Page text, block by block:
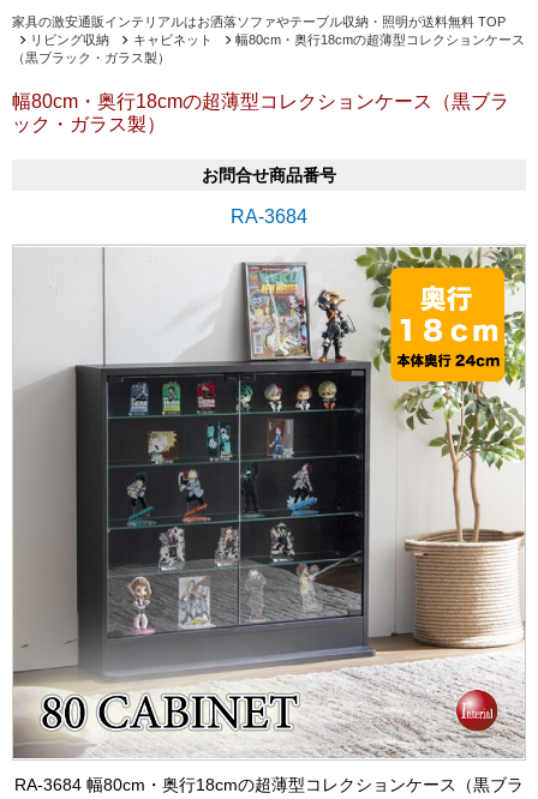
家具の激安通販インテリアルはお洒落ソファやテーブル収納・照明が送料無料 TOP
リビング収納
キャビネット
幅80cm・奥行18cmの超薄型コレクションケース
（黒ブラック・ガラス製）
幅80cm・奥行18cmの超薄型コレクションケース（黒ブラ
ック・ガラス製）
お問合せ商品番号
RA-3684
RA-3684 幅80cm・奥行18cmの超薄型コレクションケース（黒ブラ